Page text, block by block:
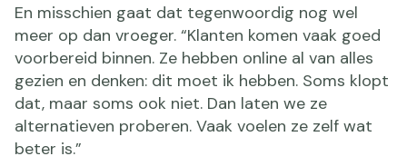
En misschien gaat dat tegenwoordig nog wel
meer op dan vroeger. “Klanten komen vaak goed
voorbereid binnen. Ze hebben online al van alles
gezien en denken: dit moet ik hebben. Soms klopt
dat, maar soms ook niet. Dan laten we ze
alternatieven proberen. Vaak voelen ze zelf wat
beter is.”